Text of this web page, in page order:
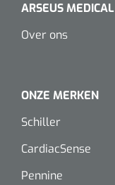
ARSEUS MEDICAL
Over ons
ONZE MERKEN
Schiller
CardiacSense
Pennine